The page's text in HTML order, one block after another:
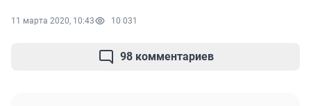
11 марта 2020, 10:43 10 031
98 комментариев